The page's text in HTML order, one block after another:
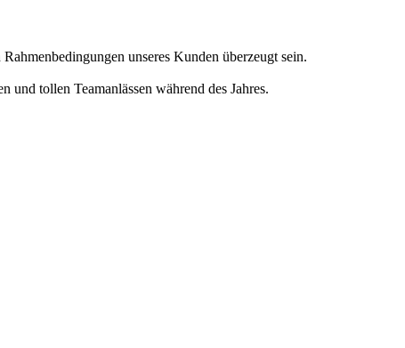
unseres Kunden überzeugt sein.
und tollen Teamanlässen während des Jahres.